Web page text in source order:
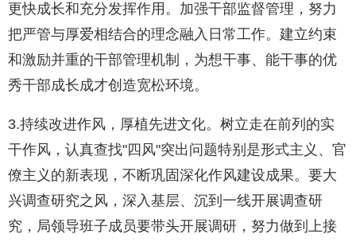
更快成长和充分发挥作用。加强干部监督管理，努力
把严管与厚爱相结合的理念融入日常工作。建立约束
和激励并重的干部管理机制，为想干事、能干事的优
秀干部成长成才创造宽松环境。
3.持续改进作风，厚植先进文化。树立走在前列的实
干作风，认真查找"四风"突出问题特别是形式主义、官
僚主义的新表现，不断巩固深化作风建设成果。要大
兴调查研究之风，深入基层、沉到一线开展调查研
究，局领导班子成员要带头开展调研，努力做到上接